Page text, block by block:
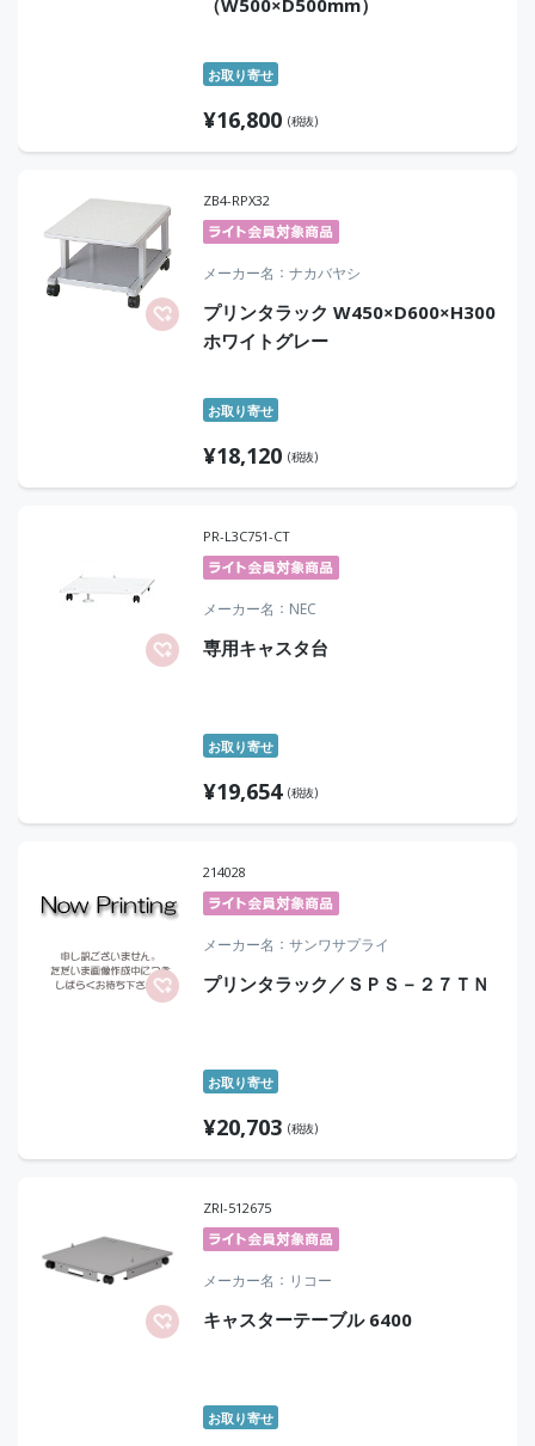
（W500×D500mm）
お取り寄せ
¥16,800 (税抜)
ZB4-RPX32
メーカー名 ナカバヤシ
プリンタラック W450×D600×H300
ホワイトグレー
お取り寄せ
¥18,120 (税抜)
PR-L3C751-CT
メーカー名 NEC
専用キャスタ台
お取り寄せ
¥19,654 (税抜)
214028
メーカー名 サンワサプライ
プリンタラック／ＳＰＳ－２７ＴＮ
お取り寄せ
¥20,703 (税抜)
ZRI-512675
メーカー名 リコー
キャスターテーブル 6400
お取り寄せ